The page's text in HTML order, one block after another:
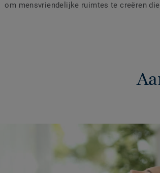
om mensvriendelijke ruimtes te creëren